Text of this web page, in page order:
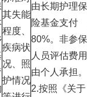
其失能
程度、
疾病状
况、照
护情况
由长期护理保
险基金支付
80%。非参保
人员评估费用
由个人承担。
2.按照《关于